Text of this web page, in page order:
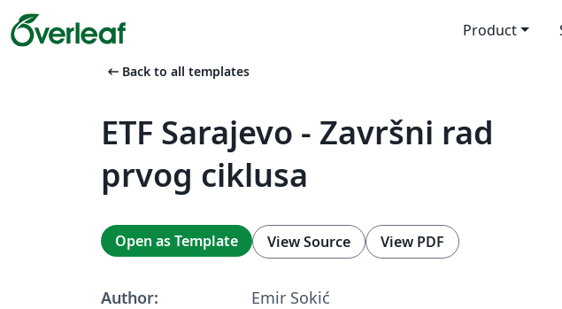
Product
arrow_left_alt Back to all templates
ETF Sarajevo - Završni rad
prvog ciklusa
Open as Template View Source View PDF
Author:
Emir Sokić